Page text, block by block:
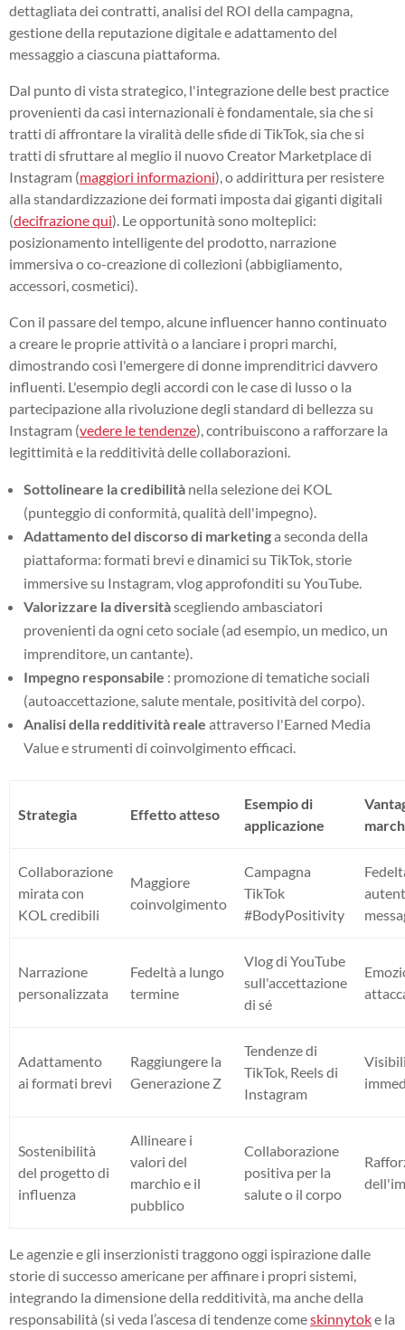
dettagliata dei contratti, analisi del ROI della campagna,
gestione della reputazione digitale e adattamento del
messaggio a ciascuna piattaforma.
Dal punto di vista strategico, l'integrazione delle best practice
provenienti da casi internazionali è fondamentale, sia che si
tratti di affrontare la viralità delle sfide di TikTok, sia che si
tratti di sfruttare al meglio il nuovo Creator Marketplace di
Instagram (maggiori informazioni), o addirittura per resistere
alla standardizzazione dei formati imposta dai giganti digitali
(decifrazione qui). Le opportunità sono molteplici:
posizionamento intelligente del prodotto, narrazione
immersiva o co-creazione di collezioni (abbigliamento,
accessori, cosmetici).
Con il passare del tempo, alcune influencer hanno continuato
a creare le proprie attività o a lanciare i propri marchi,
dimostrando così l'emergere di donne imprenditrici davvero
influenti. L'esempio degli accordi con le case di lusso o la
partecipazione alla rivoluzione degli standard di bellezza su
Instagram (vedere le tendenze), contribuiscono a rafforzare la
legittimità e la redditività delle collaborazioni.
Sottolineare la credibilità nella selezione dei KOL
(punteggio di conformità, qualità dell'impegno).
Adattamento del discorso di marketinga seconda della
piattaforma: formati brevi e dinamici su TikTok, storie
immersive su Instagram, vlog approfonditi su YouTube.
Valorizzare la diversitàscegliendo ambasciatori
provenienti da ogni ceto sociale (ad esempio, un medico, un
imprenditore, un cantante).
Impegno responsabile : promozione di tematiche sociali
(autoaccettazione, salute mentale, positività del corpo).
Analisi della redditività reale attraverso l'Earned Media
Value e strumenti di coinvolgimento efficaci.
Strategia Effetto atteso
Esempio di
applicazione
Collaborazione
mirata con
KOL credibili
Maggiore
coinvolgimento
Campagna
TikTok
#BodyPositivity
Narrazione
personalizzata
Fedeltà a lungo
termine
Vlog di YouTube
sull'accettazione
di sé
Adattamento
ai formati brevi
Raggiungere la
Generazione Z
Tendenze di
TikTok, Reels di
Instagram
Sostenibilità
del progetto di
influenza
Allineare i
valori del
marchio e il
pubblico
Collaborazione
positiva per la
salute o il corpo
Le agenzie e gli inserzionisti traggono oggi ispirazione dalle
storie di successo americane per affinare i propri sistemi,
integrando la dimensione della redditività, ma anche della
responsabilità (si veda l’ascesa di tendenze comeskinnytoke la